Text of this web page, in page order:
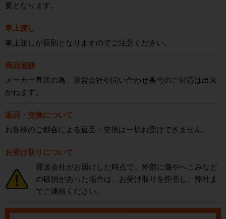
要となります。
車上渡し
車上渡しが原則となりますのでご注意ください。
商品追跡
メーカー直送の為、運営会社や問い合わせ番号のご対応は出来
かねます。
返品・交換について
お客様のご都合による返品・交換は一切お受けできません。
お受け取りについて
運送会社がお届けした時点で、外部に傷やへこみなど
の破損があった場合は、お受け取りを拒否し、弊社ま
でご連絡ください。